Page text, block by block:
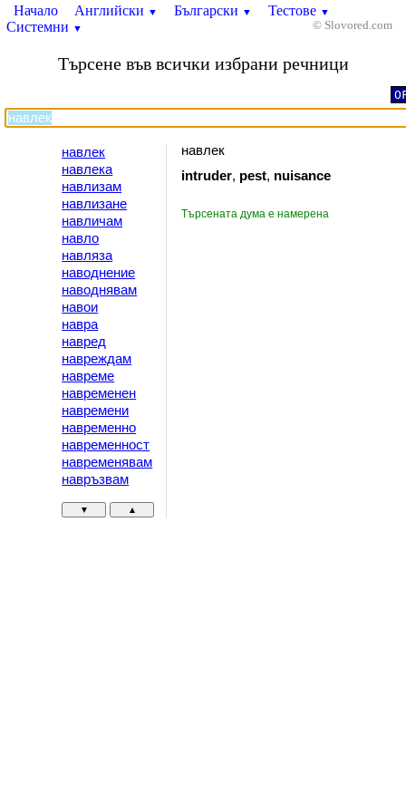
Начало Английски ▼ Български ▼ Тестове ▼
Системни ▼ © Slovored.com
Търсене във всички избрани речници
навлек
навлека
навлизам
навлизане
навличам
навло
навляза
наводнение
наводнявам
навои
навра
навред
навреждам
навреме
навременен
навремени
навременно
навременност
навременявам
навръзвам
▼ ▲
навлек
intruder, pest, nuisance
Търсената дума е намерена